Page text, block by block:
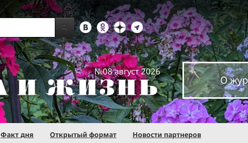
№08 август 2026
О
Факт дня Открытый формат
Новости партнеров